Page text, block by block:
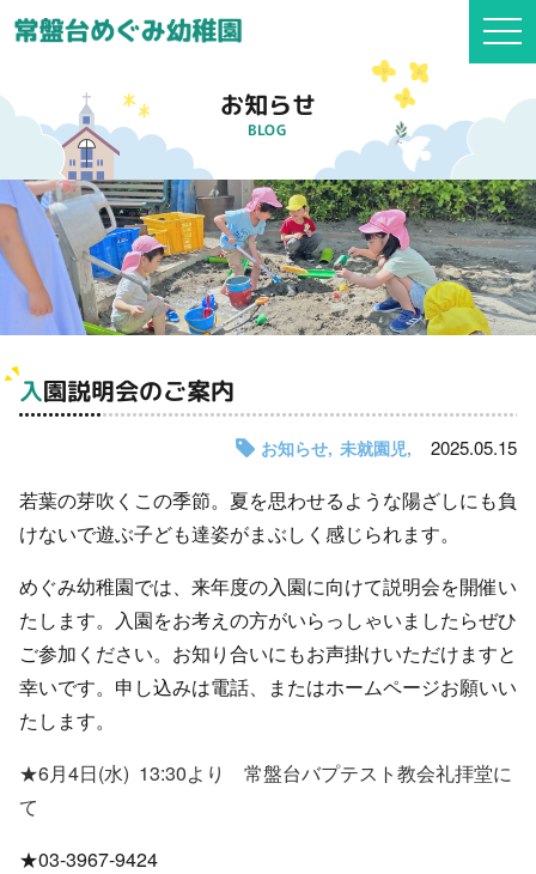
お知らせ
BLOG
入園説明会のご案内
お知らせ 未就園児 2025.05.15
若葉の芽吹くこの季節。夏を思わせるような陽ざしにも負
けないで遊ぶ子ども達姿がまぶしく感じられます。
めぐみ幼稚園では、来年度の入園に向けて説明会を開催い
たします。入園をお考えの方がいらっしゃいましたらぜひ
ご参加ください。お知り合いにもお声掛けいただけますと
幸いです。申し込みは電話、またはホームページお願いい
たします。
★6月4日(水) 13:30より 常盤台バプテスト教会礼拝堂に
て
★03-3967-9424